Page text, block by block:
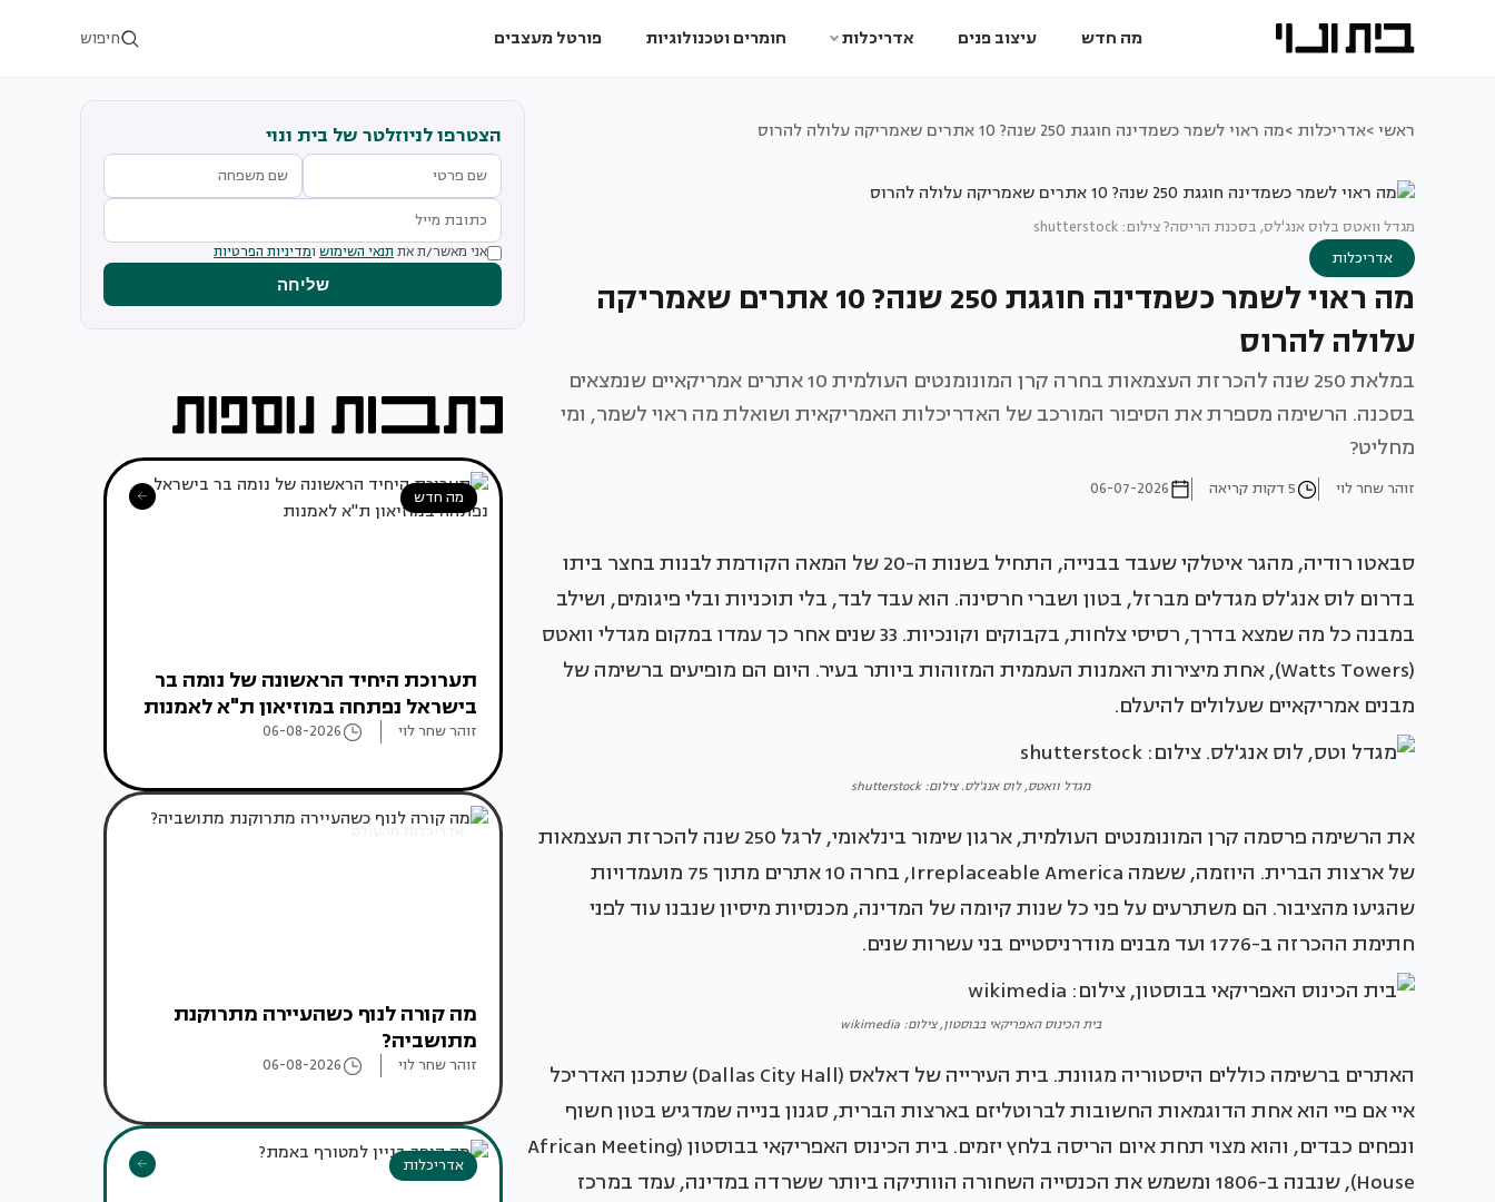
מה חדש עיצוב פנים אדריכלות חומרים וטכנולוגיות פורטל מעצבים חיפוש
ראשי >אדריכלות >מה ראוי לשמר כשמדינה חוגגת 250 שנה? 10 אתרים שאמריקה עלולה להרוס
מגדל וואטס בלוס אנג'לס, בסכנת הריסה? צילום: shutterstock
אדריכלות
מה ראוי לשמר כשמדינה חוגגת 250 שנה? 10 אתרים שאמריקה
עלולה להרוס
במלאת 250 שנה להכרזת העצמאות בחרה קרן המונומנטים העולמית 10 אתרים אמריקאיים שנמצאים
בסכנה. הרשימה מספרת את הסיפור המורכב של האדריכלות האמריקאית ושואלת מה ראוי לשמר, ומי
מחליט?
זוהר שחר לוי 5 דקות קריאה 06-07-2026
סבאטו רודיה, מהגר איטלקי שעבד בבנייה, התחיל בשנות ה-20 של המאה הקודמת לבנות בחצר ביתו
בדרום לוס אנג'לס מגדלים מברזל, בטון ושברי חרסינה. הוא עבד לבד, בלי תוכניות ובלי פיגומים, ושילב
במבנה כל מה שמצא בדרך, רסיסי צלחות, בקבוקים וקונכיות. 33 שנים אחר כך עמדו במקום מגדלי וואטס
(Watts Towers), אחת מיצירות האמנות העממית המזוהות ביותר בעיר. היום הם מופיעים ברשימה של
מבנים אמריקאיים שעלולים להיעלם.
מגדל וואטס, לוס אנג'לס. צילום: shutterstock
את הרשימה פרסמה קרן המונומנטים העולמית, ארגון שימור בינלאומי, לרגל 250 שנה להכרזת העצמאות
של ארצות הברית. היוזמה, ששמה Irreplaceable America, בחרה 10 אתרים מתוך 75 מועמדויות
שהגיעו מהציבור. הם משתרעים על פני כל שנות קיומה של המדינה, מכנסיות מיסיון שנבנו עוד לפני
חתימת ההכרזה ב-1776 ועד מבנים מודרניסטיים בני עשרות שנים.
בית הכינוס האפריקאי בבוסטון, צילום: wikimedia
האתרים ברשימה כוללים היסטוריה מגוונת. בית העירייה של דאלאס (Dallas City Hall) שתכנן האדריכל
איי אם פיי הוא אחת הדוגמאות החשובות לברוטליזם בארצות הברית, סגנון בנייה שמדגיש בטון חשוף
ונפחים כבדים, והוא מצוי תחת איום הריסה בלחץ יזמים. בית הכינוס האפריקאי בבוסטון (African Meeting
House), שנבנה ב-1806 ומשמש את הכנסייה השחורה הוותיקה ביותר ששרדה במדינה, עמד במרכז
הצטרפו לניוזלטר של בית ונוי
אני מאשר/ת את תנאי השימוש ומדיניות הפרטיות
שליחה
מה חדש
תערוכת היחיד הראשונה של נומה בר
בישראל נפתחה במוזיאון ת"א לאמנות
זוהר שחר לוי 06-08-2026
אדריכלות מהעולם
מה קורה לנוף כשהעיירה מתרוקנת
מתושביה?
זוהר שחר לוי 06-08-2026
אדריכלות